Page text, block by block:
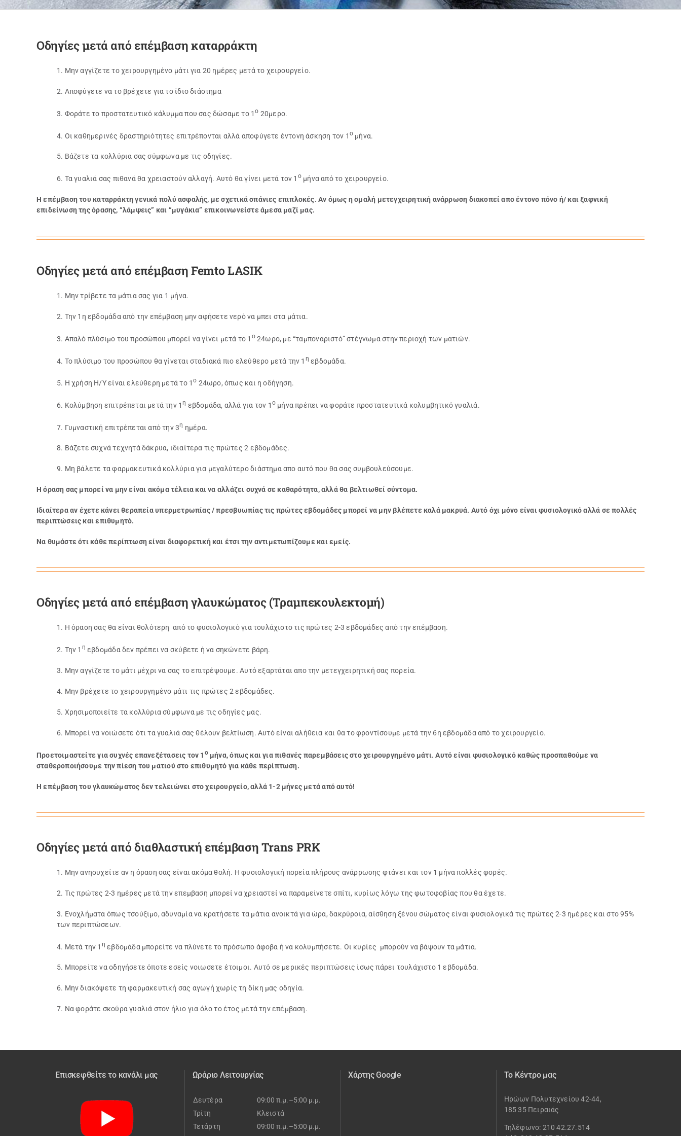
Οδηγίες μετά από επέμβαση καταρράκτη
1. Μην αγγίζετε το χειρουργημένο μάτι για 20 ημέρες μετά το χειρουργείο.
2. Αποφύγετε να το βρέχετε για το ίδιο διάστημα
3. Φοράτε το προστατευτικό κάλυμμα που σας δώσαμε το 1ο 20μερο.
4. Οι καθημερινές δραστηριότητες επιτρέπονται αλλά αποφύγετε έντονη άσκηση τον 1 ομήνα.
5. Βάζετε τα κολλύρια σας σύμφωνα με τις οδηγίες.
6. Τα γυαλιά σας πιθανά θα χρειαστούν αλλαγή. Αυτό θα γίνει μετά τον 1 ομήνα από το χειρουργείο.
Η επέμβαση του καταρράκτη γενικά πολύ ασφαλής, με σχετικά σπάνιες επιπλοκές. Αν όμως η ομαλή μετεγχειρητική ανάρρωση διακοπεί απο έντονο πόνο ή/ και ξαφνική
επιδείνωση της όρασης, “λάμψεις” και “μυγάκια” επικοινωνείστε άμεσα μαζί μας.
Οδηγίες μετά από επέμβαση Femto LASIK
1. Μην τρίβετε τα μάτια σας για 1 μήνα.
2. Την 1η εβδομάδα από την επέμβαση μην αφήσετε νερό να μπει στα μάτια.
3. Απαλό πλύσιμο του προσώπου μπορεί να γίνει μετά το 1 ο24ωρο, με “ταμποναριστό” στέγνωμα στην περιοχή των ματιών.
4. Το πλύσιμο του προσώπου θα γίνεται σταδιακά πιο ελεύθερο μετά την 1 η εβδομάδα.
5. Η χρήση Η/Υ είναι ελεύθερη μετά το 1ο 24ωρο, όπως και η οδήγηση.
6. Κολύμβηση επιτρέπεται μετά την 1η εβδομάδα, αλλά για τον 1 ο μήνα πρέπει να φοράτε προστατευτικά κολυμβητικό γυαλιά.
7. Γυμναστική επιτρέπεται από την 3η ημέρα.
8. Βάζετε συχνά τεχνητά δάκρυα, ιδιαίτερα τις πρώτες 2 εβδομάδες.
9. Μη βάλετε τα φαρμακευτικά κολλύρια για μεγαλύτερο διάστημα απο αυτό που θα σας συμβουλεύσουμε.
Η όραση σας μπορεί να μην είναι ακόμα τέλεια και να αλλάζει συχνά σε καθαρότητα, αλλά θα βελτιωθεί σύντομα.
Ιδιαίτερα αν έχετε κάνει θεραπεία υπερμετρωπίας / πρεσβυωπίας τις πρώτες εβδομάδες μπορεί να μην βλέπετε καλά μακρυά. Αυτό όχι μόνο είναι φυσιολογικό αλλά σε πολλές
περιπτώσεις και επιθυμητό.
Να θυμάστε ότι κάθε περίπτωση είναι διαφορετική και έτσι την αντιμετωπίζουμε και εμείς.
Οδηγίες μετά από επέμβαση γλαυκώματος (Τραμπεκουλεκτομή)
1. Η όραση σας θα είναι θολότερη από το φυσιολογικό για τουλάχιστο τις πρώτες 2-3 εβδομάδες από την επέμβαση.
2. Την 1 η εβδομάδα δεν πρέπει να σκύβετε ή να σηκώνετε βάρη.
3. Μην αγγίζετε το μάτι μέχρι να σας το επιτρέψουμε. Αυτό εξαρτάται απο την μετεγχειρητική σας πορεία.
4. Μην βρέχετε το χειρουργημένο μάτι τις πρώτες 2 εβδομάδες.
5. Χρησιμοποιείτε τα κολλύρια σύμφωνα με τις οδηγίες μας.
6. Μπορεί να νοιώσετε ότι τα γυαλιά σας θέλουν βελτίωση. Αυτό είναι αλήθεια και θα το φροντίσουμε μετά την 6η εβδομάδα από το χειρουργείο.
Προετοιμαστείτε για συχνές επανεξέτασεις τον 1 ομήνα, όπως και για πιθανές παρεμβάσεις στο χειρουργημένο μάτι.Αυτό είναι φυσιολογικό καθώς προσπαθούμε να
σταθεροποιήσουμε την πίεση του ματιού στο επιθυμητό για κάθε περίπτωση.
Η επέμβαση του γλαυκώματος δεν τελειώνει στο χειρουργείο, αλλά 1-2 μήνες μετά από αυτό!
Οδηγίες μετά από διαθλαστική επέμβαση Trans PRK
1. Μην ανησυχείτε αν η όραση σας είναι ακόμα θολή. Η φυσιολογική πορεία πλήρους ανάρρωσης φτάνει και τον 1 μήνα πολλές φορές.
2. Τις πρώτες 2-3 ημέρες μετά την επεμβαση μπορεί να χρειαστεί να παραμείνετε σπίτι, κυρίως λόγω της φωτοφοβίας που θα έχετε.
3. Ενοχλήματα όπως τσούξιμο, αδυναμία να κρατήσετε τα μάτια ανοικτά για ώρα, δακρύροια, αίσθηση ξένου σώματος είναι φυσιολογικά τις πρώτες 2-3 ημέρες και στο 95%
των περιπτώσεων.
4. Μετά την 1 η εβδομάδα μπορείτε να πλύνετε το πρόσωπο άφοβα ή να κολυμπήσετε. Οι κυρίες μπορούν να βάψουν τα μάτια.
5. Μπορείτε να οδηγήσετε όποτε εσείς νοιωσετε έτοιμοι. Αυτό σε μερικές περιπτώσεις ίσως πάρει τουλάχιστο 1 εβδομάδα.
6. Μην διακόψετε τη φαρμακευτική σας αγωγή χωρίς τη δίκη μας οδηγία.
7. Να φοράτε σκούρα γυαλιά στον ήλιο για όλο το έτος μετά την επέμβαση.
Επισκεφθείτε το κανάλι μας Ωράριο Λειτουργίας
Δευτέρα
09:00 π.μ.–5:00 μ.μ.
Τρίτη
Κλειστά
Τετάρτη
09:00 π.μ.–5:00 μ.μ.
Χάρτης Google Το Κέντρο μας
Ηρώων Πολυτεχνείου 42-44,
185 35 Πειραιάς
Τηλέφωνο: 210 42.27.514